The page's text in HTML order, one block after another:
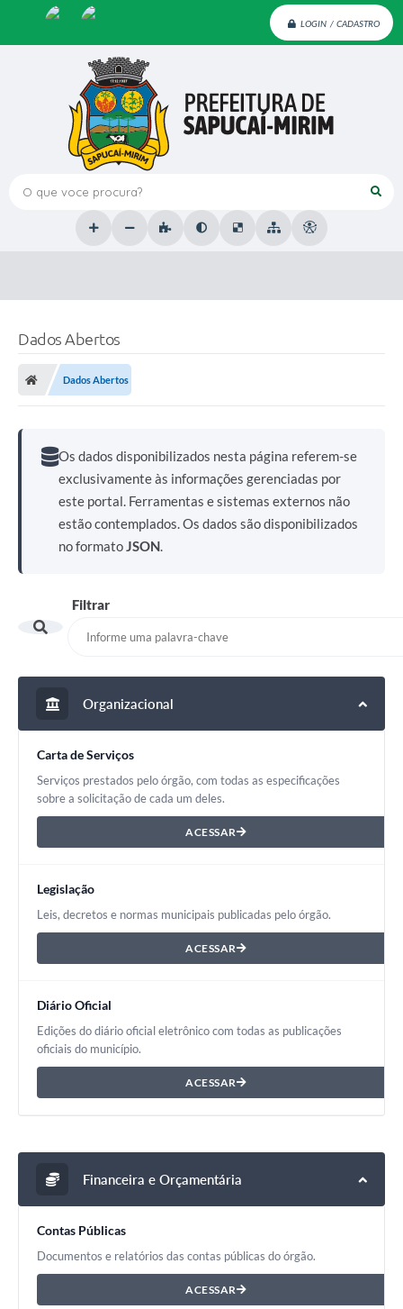
LOGIN / CADASTRO
O que voce procura?
Dados Abertos
Dados Abertos
Os dados disponibilizados nesta página referem-se
exclusivamente às informações gerenciadas por
este portal. Ferramentas e sistemas externos não
estão contemplados. Os dados são disponibilizados
no formatoJSON.
Filtrar
Organizacional
Carta de Serviços
Serviços prestados pelo órgão, com todas as especificações
sobre a solicitação de cada um deles.
ACESSAR
Legislação
Leis, decretos e normas municipais publicadas pelo órgão.
ACESSAR
Diário Oficial
Edições do diário oficial eletrônico com todas as publicações
oficiais do município.
ACESSAR
Financeira e Orçamentária
Contas Públicas
Documentos e relatórios das contas públicas do órgão.
ACESSAR